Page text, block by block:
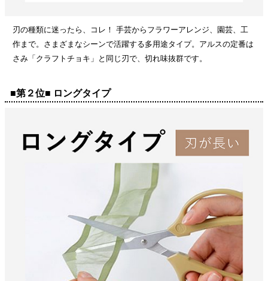
刃の種類に迷ったら、コレ！ 手芸からフラワーアレンジ、園芸、工
作まで。さまざまなシーンで活躍する多用途タイプ。アルスの定番は
さみ「クラフトチョキ」と同じ刃で、切れ味抜群です。
■第２位■ ロングタイプ